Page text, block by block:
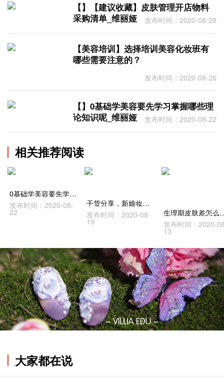
【】【建议收藏】皮肤管理开店物料
采购清单_维丽娅
发布时间：2020-08-28
【美容培训】选择培训美容化妆班有
哪些需要注意的？
发布时间：2020-08-26
【】0基础学美容要先学习掌握哪些理
论知识呢_维丽娅
发布时间：2020-08-22
相关推荐阅读
0基础学美容要先学习掌握哪些理论知识呢_维丽娅
发布时间：2020-08-
22
干货分享，新娘妆化妆学校如何选择？
发布时间：2020-08-
19
生理期皮肤差怎么办
发布时间：2020-
13
大家都在说